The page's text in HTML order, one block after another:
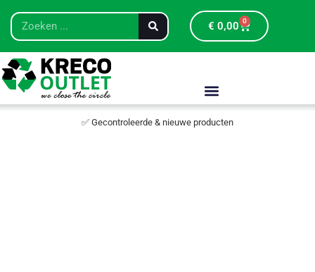
€ 0,00 0
✅ Gecontroleerde & nieuwe producten